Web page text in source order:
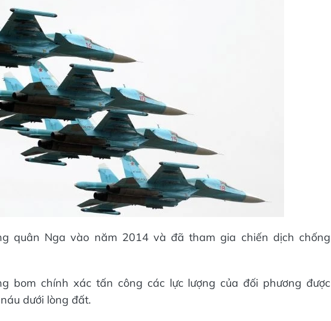
quân Nga vào năm 2014 và đã tham gia chiến dịch chống
bom chính xác tấn công các lực lượng của đối phương được
dưới lòng đất.